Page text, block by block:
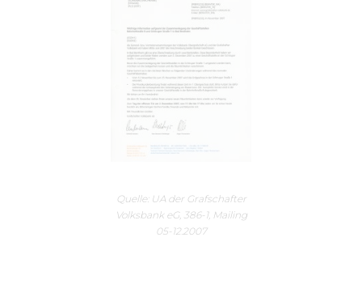
Quelle: UA der Grafschafter
Volksbank eG, 386-1, Mailing
05-12.2007